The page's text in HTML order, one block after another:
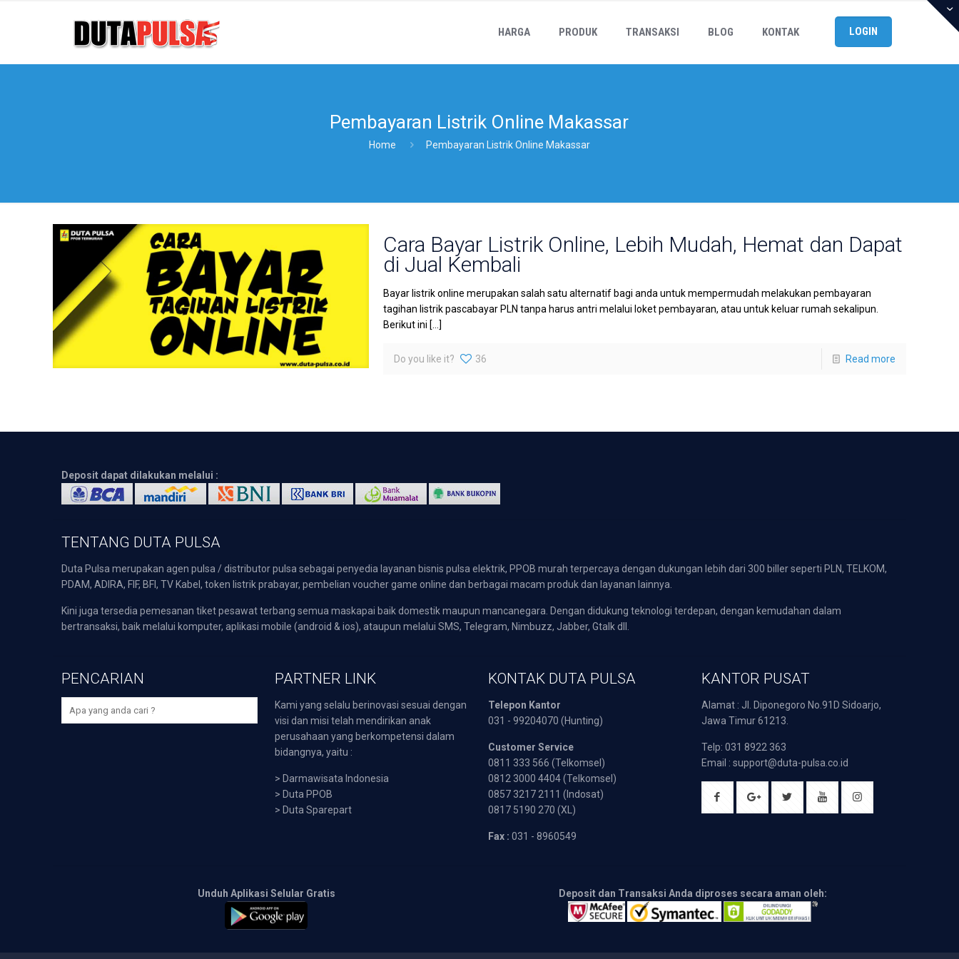
HARGA PRODUK TRANSAKSI BLOG KONTAK LOGIN
Pembayaran Listrik Online Makassar
Home Pembayaran Listrik Online Makassar
Cara Bayar Listrik Online, Lebih Mudah, Hemat dan Dapat
di Jual Kembali
Bayar listrik online merupakan salah satu alternatif bagi anda untuk mempermudah melakukan pembayaran
tagihan listrik pascabayar PLN tanpa harus antri melalui loket pembayaran, atau untuk keluar rumah sekalipun.
Berikut ini […]
Do you like it? 36 Read more
Deposit dapat dilakukan melalui :
TENTANG DUTA PULSA
Duta Pulsa merupakan agen pulsa / distributor pulsa sebagai penyedia layanan bisnis pulsa elektrik, PPOB murah terpercaya dengan dukungan lebih dari 300 biller seperti PLN, TELKOM,
PDAM, ADIRA, FIF, BFI, TV Kabel, token listrik prabayar, pembelian voucher game online dan berbagai macam produk dan layanan lainnya.
Kini juga tersedia pemesanan tiket pesawat terbang semua maskapai baik domestik maupun mancanegara. Dengan didukung teknologi terdepan, dengan kemudahan dalam
bertransaksi, baik melalui komputer, aplikasi mobile (android & ios), ataupun melalui SMS, Telegram, Nimbuzz, Jabber, Gtalk dll.
PENCARIAN PARTNER LINK
Kami yang selalu berinovasi sesuai dengan
visi dan misi telah mendirikan anak
perusahaan yang berkompetensi dalam
bidangnya, yaitu :
> Darmawisata Indonesia
> Duta PPOB
> Duta Sparepart
KONTAK DUTA PULSA
Telepon Kantor
031 - 99204070 (Hunting)
Customer Service
0811 333 566 (Telkomsel)
0812 3000 4404 (Telkomsel)
0857 3217 2111 (Indosat)
0817 5190 270 (XL)
Fax : 031 - 8960549
KANTOR PUSAT
Alamat : Jl. Diponegoro No.91D Sidoarjo,
Jawa Timur 61213.
Telp: 031 8922 363
Email : support@duta-pulsa.co.id
Unduh Aplikasi Selular Gratis Deposit dan Transaksi Anda diproses secara aman oleh: